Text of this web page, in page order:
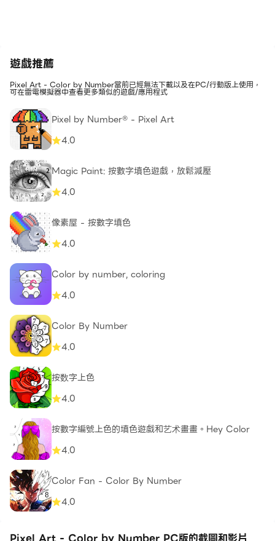
遊戲推薦
Pixel Art - Color by Number當前已經無法下載以及在PC/行動版上使用，
可在雷電模擬器中查看更多類似的遊戲/應用程式
Pixel by Number® - Pixel Art
4.0
Magic Paint: 按數字填色遊戲，放鬆減壓
4.0
像素屋 - 按數字填色
4.0
Color by number, coloring
4.0
Color By Number
4.0
按数字上色
4.0
按數字編號上色的填色遊戲和艺术畫畫。Hey Color
4.0
Color Fan - Color By Number
4.0